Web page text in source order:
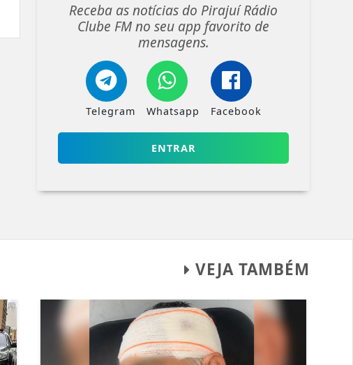
Receba as notícias do Pirajuí Rádio
Clube FM no seu app favorito de
mensagens.
Telegram Whatsapp Facebook
ENTRAR
VEJA TAMBÉM